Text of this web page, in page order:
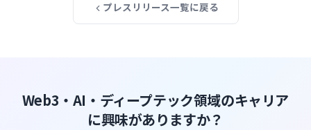
プレスリリース一覧に戻る
Web3・AI・ディープテック領域のキャリア
に興味がありますか？